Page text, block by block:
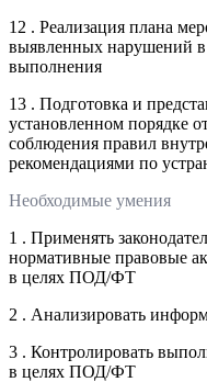
12 . Реализация плана
выявленных нарушений
выполнения
13 . Подготовка и
установленном порядке
соблюдения правил
рекомендациями по
Необходимые умения
1 . Применять
нормативные правовые
в целях ПОД/ФТ
2 . Анализировать
3 . Контролировать
в целях ПОД/ФТ